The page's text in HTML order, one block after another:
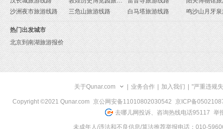
沙洲夜市旅游线路
三危山旅游线路 白马塔旅游线路
热门出发城市
北京到南湖旅游报价
关于Qunar.com 业务合作 加入我们 "严重违规
Copyright ©2021 Qunar.com 京公网安备11010802030542
京ICP备
去哪儿网投诉、咨询热线电话95117 举
未成年人/违法和不良信息/算法推荐举报电话：010-